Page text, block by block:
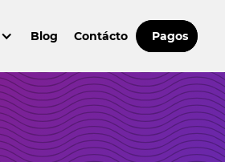
Blog Contácto Pagos